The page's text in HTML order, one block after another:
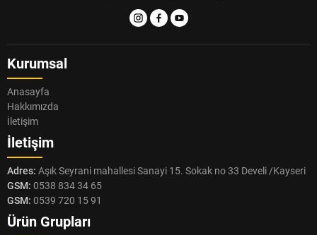
Kurumsal
Anasayfa
Hakkımızda
İletişim
İletişim
Adres: Aşık Seyrani mahallesi Sanayi 15. Sokak no 33 Develi /Kayseri
GSM: 0538 834 34 65
GSM: 0539 720 15 91
Ürün Grupları